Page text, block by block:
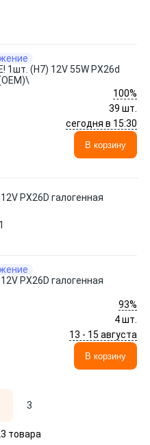
1шт. (H7) 12V 55W PX26d
(ОЕМ)\
100%
39 шт.
сегодня в 15:30
В корзину
PX26D галогенная
PX26D галогенная
93%
4 шт.
13 - 15 августа
В корзину
3
товара